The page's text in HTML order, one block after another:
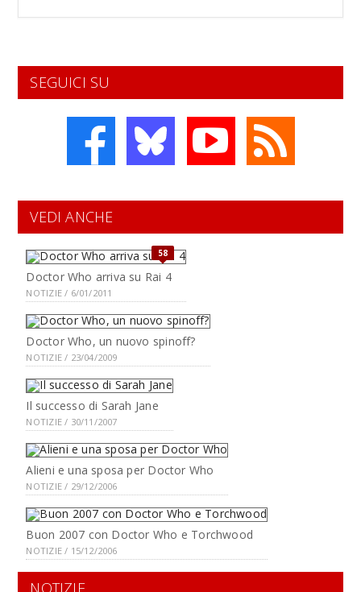
SEGUICI SU
VEDI ANCHE
58
Doctor Who arriva su Rai 4
NOTIZIE / 6/01/2011
Doctor Who, un nuovo spinoff?
NOTIZIE / 23/04/2009
Il successo di Sarah Jane
NOTIZIE / 30/11/2007
Alieni e una sposa per Doctor Who
NOTIZIE / 29/12/2006
Buon 2007 con Doctor Who e Torchwood
NOTIZIE / 15/12/2006
NOTIZIE